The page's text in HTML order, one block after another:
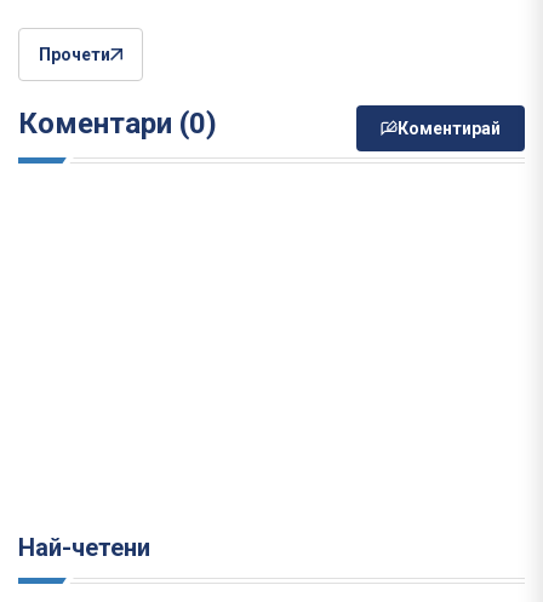
Прочети
Коментари (0) Коментирай
Най-четени